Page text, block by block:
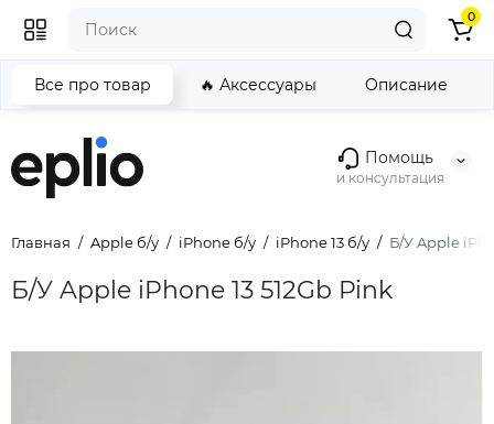
Помощь
и консультация
0
Главная Apple б/у iPhone б/у iPhone 13 б/у Б/У Apple
Б/У Apple iPhone 13 512Gb Pink
Все про товар 🔥 Аксессуары Описание